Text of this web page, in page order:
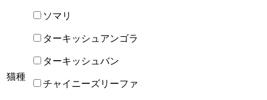
猫種
ソマリ
ターキッシュアンゴラ
ターキッシュバン
チャイニーズリーファ